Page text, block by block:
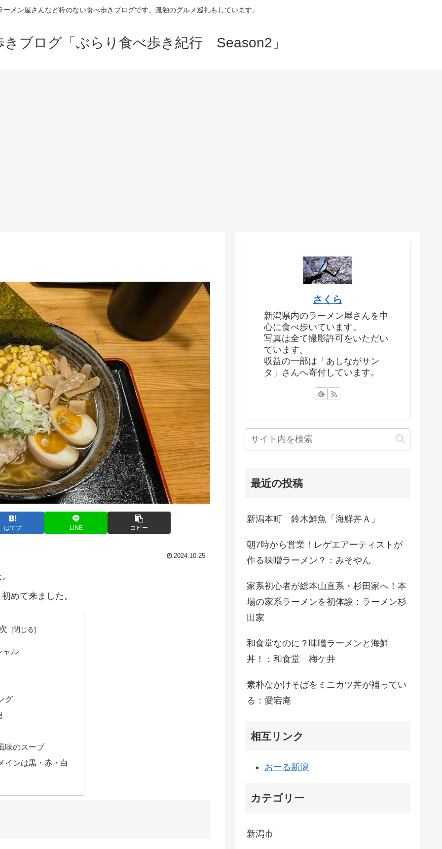
ーメン屋さんなど枠のない食べ歩きブログです。孤独のグルメ巡礼もしています。
きブログ「ぶらり食べ歩き紀行 Season2」
はてブ LINE コピー
2024.10.25
めて来ました。
ャル
グ
味のスープ
インは黒・赤・白
さくら
新潟県内のラーメン屋さんを中
心に食べ歩いています。
写真は全て撮影許可をいただい
ています。
収益の一部は「あしながサン
タ」さんへ寄付しています。
最近の投稿
新潟本町 鈴木鮮魚「海鮮丼Ａ」
朝7時から営業！レゲエアーティストが
作る味噌ラーメン？：みそやん
家系初心者が総本山直系・杉田家へ！本
場の家系ラーメンを初体験：ラーメン杉
田家
和食堂なのに？味噌ラーメンと海鮮
丼！：和食堂 梅ケ井
素朴なかけそばをミニカツ丼が補ってい
る：愛宕庵
相互リンク
おーる新潟
カテゴリー
新潟市